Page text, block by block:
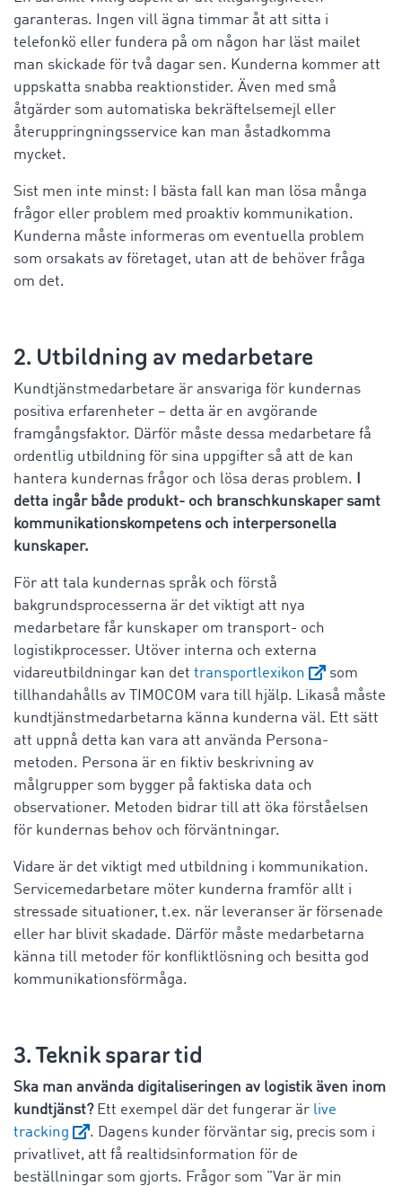
garanteras. Ingen vill ägna timmar åt att sitta i
telefonkö eller fundera på om någon har läst mailet
man skickade för två dagar sen. Kunderna kommer att
uppskatta snabba reaktionstider. Även med små
åtgärder som automatiska bekräftelsemejl eller
återuppringningsservice kan man åstadkomma
mycket.
Sist men inte minst: I bästa fall kan man lösa många
frågor eller problem med proaktiv kommunikation.
Kunderna måste informeras om eventuella problem
som orsakats av företaget, utan att de behöver fråga
om det.
2. Utbildning av medarbetare
Kundtjänstmedarbetare är ansvariga för kundernas
positiva erfarenheter – detta är en avgörande
framgångsfaktor. Därför måste dessa medarbetare få
ordentlig utbildning för sina uppgifter så att de kan
hantera kundernas frågor och lösa deras problem.
detta ingår både produkt- och branschkunskaper samt
kommunikationskompetens och interpersonella
kunskaper.
För att tala kundernas språk och förstå
bakgrundsprocesserna är det viktigt att nya
medarbetare får kunskaper om transport- och
logistikprocesser. Utöver interna och externa
vidareutbildningar kan det transportlexikon
som
tillhandahålls av TIMOCOM vara till hjälp. Likaså måste
kundtjänstmedarbetarna känna kunderna väl. Ett sätt
att uppnå detta kan vara att använda Persona-
metoden. Persona är en fiktiv beskrivning av
målgrupper som bygger på faktiska data och
observationer. Metoden bidrar till att öka förståelsen
för kundernas behov och förväntningar.
Vidare är det viktigt med utbildning i kommunikation.
Servicemedarbetare möter kunderna framför allt i
stressade situationer, t.ex. när leveranser är försenade
eller har blivit skadade. Därför måste medarbetarna
känna till metoder för konfliktlösning och besitta god
kommunikationsförmåga.
3. Teknik sparar tid
Ska man använda digitaliseringen av logistik även inom
kundtjänst?Ett exempel där det fungerar är live
tracking
. Dagens kunder förväntar sig, precis som i
privatlivet, att få realtidsinformation för de
beställningar som gjorts. Frågor som ”Var är min